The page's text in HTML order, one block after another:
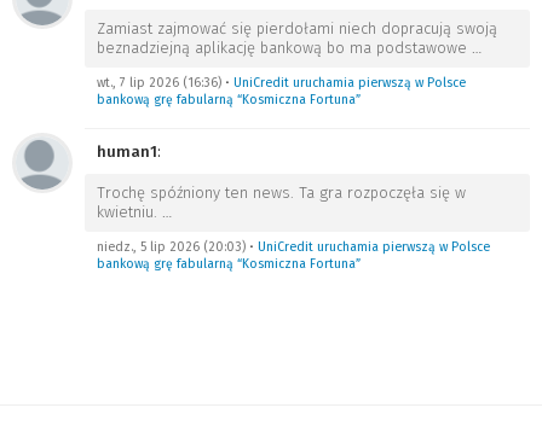
Zamiast zajmować się pierdołami niech dopracują swoją
beznadziejną aplikację bankową bo ma podstawowe …
wt., 7 lip 2026 (16:36) • UniCredit uruchamia pierwszą w Polsce
bankową grę fabularną “Kosmiczna Fortuna”
human1:
Trochę spóźniony ten news. Ta gra rozpoczęła się w
kwietniu. …
niedz., 5 lip 2026 (20:03) • UniCredit uruchamia pierwszą w Polsce
bankową grę fabularną “Kosmiczna Fortuna”